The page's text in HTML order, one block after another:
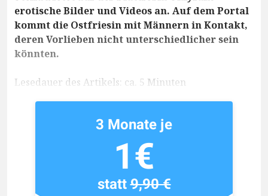
erotische Bilder und Videos an. Auf dem Portal
kommt die Ostfriesin mit Männern in Kontakt,
deren Vorlieben nicht unterschiedlicher sein
könnten.
Lesedauer des Artikels: ca. 5 Minuten
3 Monate je
1€
statt9,90 €